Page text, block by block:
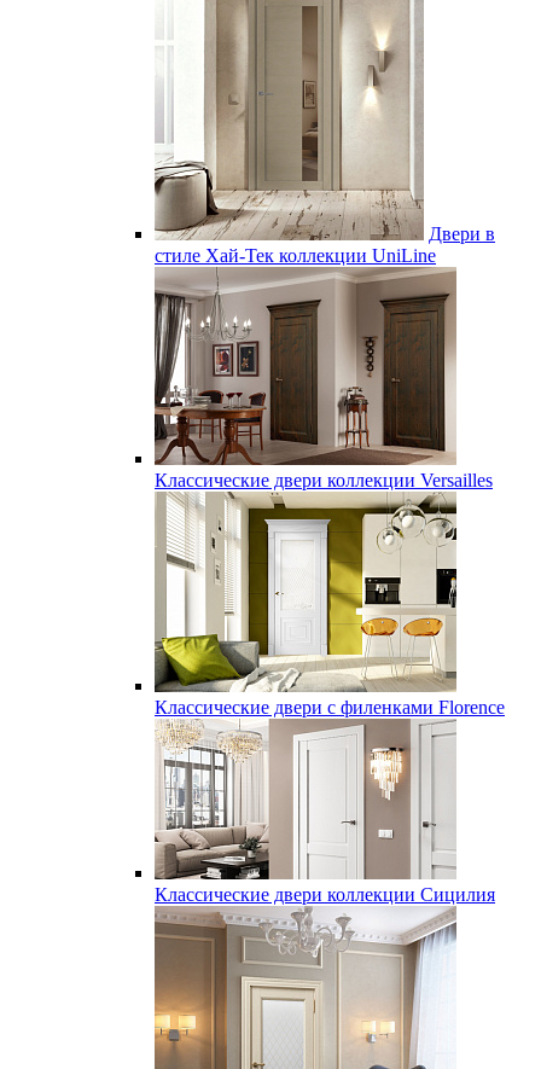
Двери в
стиле Хай-Тек коллекции UniLine
Классические двери коллекции Versailles
Классические двери с филенками Florence
Классические двери коллекции Сицилия